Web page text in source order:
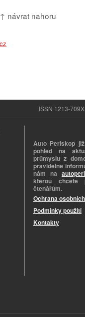
↑ návrat nahoru
ISSN 1213-
Auto Periskop
pohled na
průmyslu z
pravidelně
nám na
kterou chcete
čtenářům.
Ochrana
Podmínky použití
Kontakty